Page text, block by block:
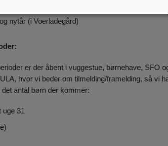
nytår (i Voerladegård)
er der åbent i vuggestue, børnehave, SFO
hvor vi beder om tilmelding/framelding, så vi
antal børn der kommer:
31